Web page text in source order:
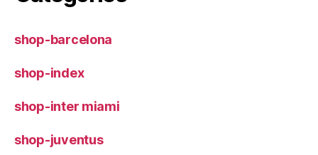
shop-barcelona
shop-index
shop-inter miami
shop-juventus